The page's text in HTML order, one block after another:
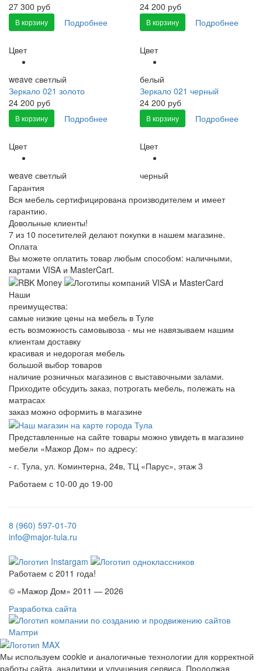
27 300 руб
В корзину Подробнее
Цвет
weave светлый
24 200 руб
В корзину Подробнее
Цвет
белый
Зеркало 021 золото
24 200 руб
В корзину Подробнее
Цвет
weave светлый
Зеркало 021 черный
24 200 руб
В корзину Подробнее
Цвет
черный
Гарантия
Вся мебель сертифицирована производителем и имеет
гарантию.
Довольные клиенты!
7 из 10 посетителей делают покупки в нашем магазине.
Оплата
Вы можете оплатить товар любым способом: наличными,
картами VISA и MasterCart.
Наши
преимущества:
самые низкие цены на мебель в Туле
есть возможность самовывоза - мы не навязываем нашим
клиентам доставку
красивая и недорогая мебель
большой выбор товаров
наличие розничных магазинов с выставочными залами.
Приходите обсудить заказ, потрогать мебель, полежать на
матрасах
заказ можно оформить в магазине
Представленные на сайте товары можно увидеть в магазине
мебели «Мажор Дом» по адресу:
- г. Тула, ул. Коминтерна, 24в, ТЦ «Парус», этаж 3
Работаем с 10-00 до 19-00
8 (960) 597-01-70
info@major-tula.ru
Работаем с 2011 года!
© «Мажор Дом» 2011 — 2026
Разработка сайта
Мы используем cookie и аналогичные технологии для корректной
работы сайта, аналитики и улучшения сервиса. Продолжая